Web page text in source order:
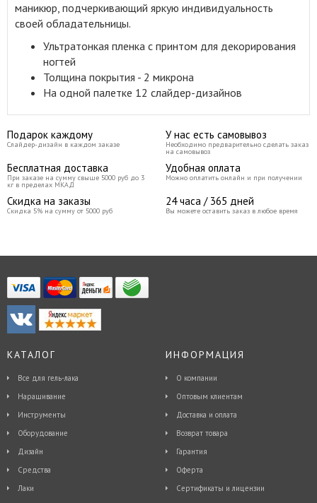
маникюр, подчеркивающий яркую индивидуальность
своей обладательницы.
Ультратонкая пленка с принтом для декорирования
ногтей
Толщина покрытия - 2 микрона
На одной палетке 12 слайдер-дизайнов
Подарок каждому
Слайдер-дизайн в каждом заказе
У нас есть самовывоз
Необходимо предварительно сделать заказ
на самовывоз
Бесплатная доставка
При заказе на сумму свыше 5000 руб до 3
кг в пределах МКАД
Удобная оплата
Можно оплатить онлайн и при получении
Скидка на заказы
Скидка 5% на сумму от 5000 руб
24 часа / 365 дней
Вы можете оставить заказ в любое время
КАТАЛОГ
Все для гель-лака
Наращивание
Инструменты
Оборудование
Дизайн
Средства
Лаки
ИНФОРМАЦИЯ
О компании
Оптовым клиентам
Доставка и оплата
Возврат товара
Гарантия
Оферта
Сертификаты и лицензии